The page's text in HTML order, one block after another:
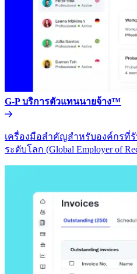
G-P บริการตัวแทนนายจ้าง™​​
เครื่องมือสำคัญสำหรับองค์กรที่
ระดับโลก (Global Employer of